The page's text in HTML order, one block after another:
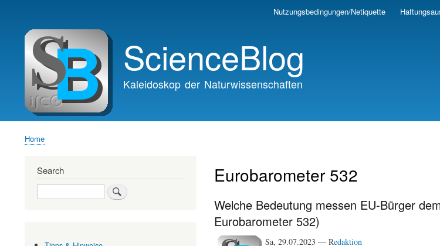
Skip
navigation
Nutzungsbedingungen/Netiquette
ScienceBlog
Kaleidoskop der Naturwissenschaften
Home
Eurobarometer 532
Welche Bedeutung messen EU-Bürger
Eurobarometer 532)
Sa, 29.07.2023 — Redaktion
Search
Search